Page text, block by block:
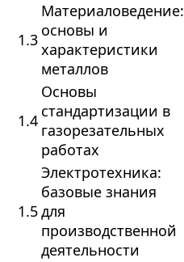
1.3
Материаловедение:
основы и
характеристики
металлов
1.4
Основы
стандартизации в
газорезательных
работах
1.5
Электротехника:
базовые знания
для
производственной
деятельности